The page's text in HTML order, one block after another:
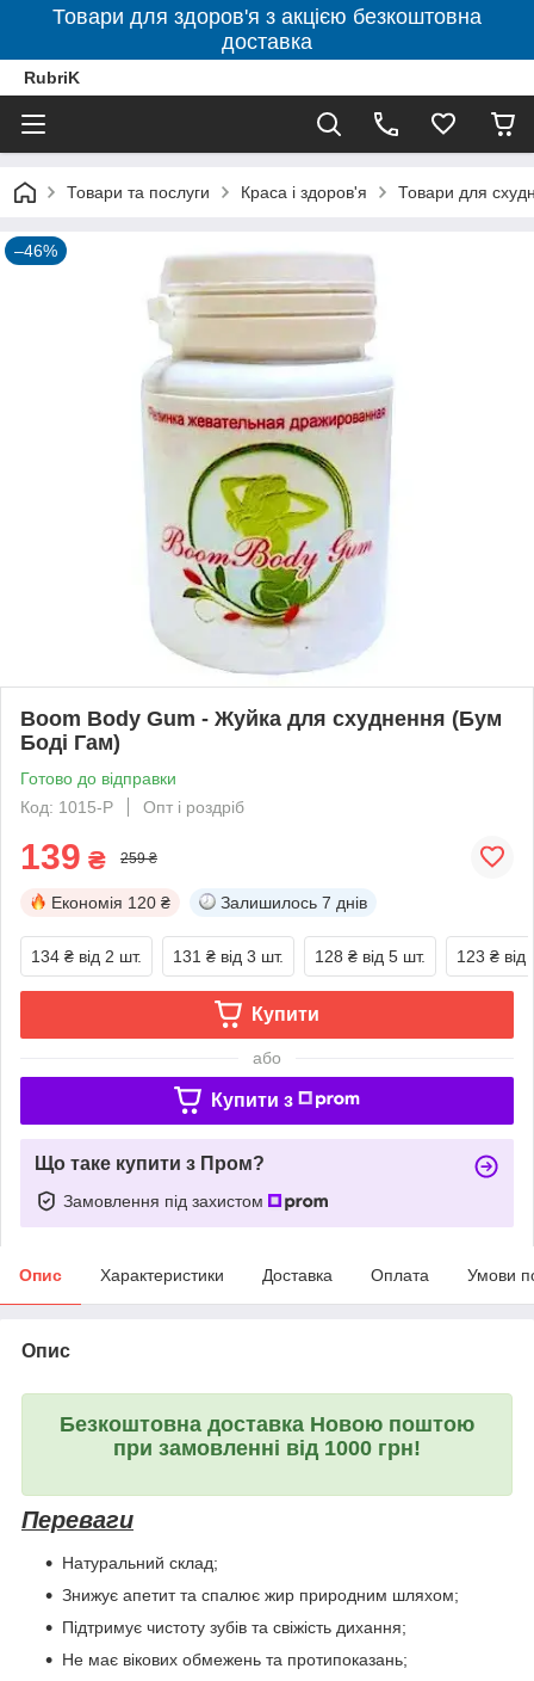
Товари для здоров'я з акцією безкоштовна
доставка
RubriK
Товари та послуги Краса і здоров'я Товари для
–46%
Boom Body Gum - Жуйка для схуднення (Бум
Боді Гам)
Готово до відправки
Код: 1015-P
Опт і роздріб
139 ₴ 259 ₴
Економія 120 ₴ Залишилось 7 днів
134 ₴ від 2 шт. 131 ₴ від 3 шт. 128 ₴ від 5 шт. 123 ₴ від
Купити
або
Купити з
Що таке купити з Пром?
Замовлення під захистом
Опис Характеристики Доставка Оплата Умови
Опис
Безкоштовна доставка Новою поштою
при замовленні від 1000 грн!
Переваги
Натуральний склад;
Знижує апетит та спалює жир природним шляхом;
Підтримує чистоту зубів та свіжість дихання;
Не має вікових обмежень та протипоказань;